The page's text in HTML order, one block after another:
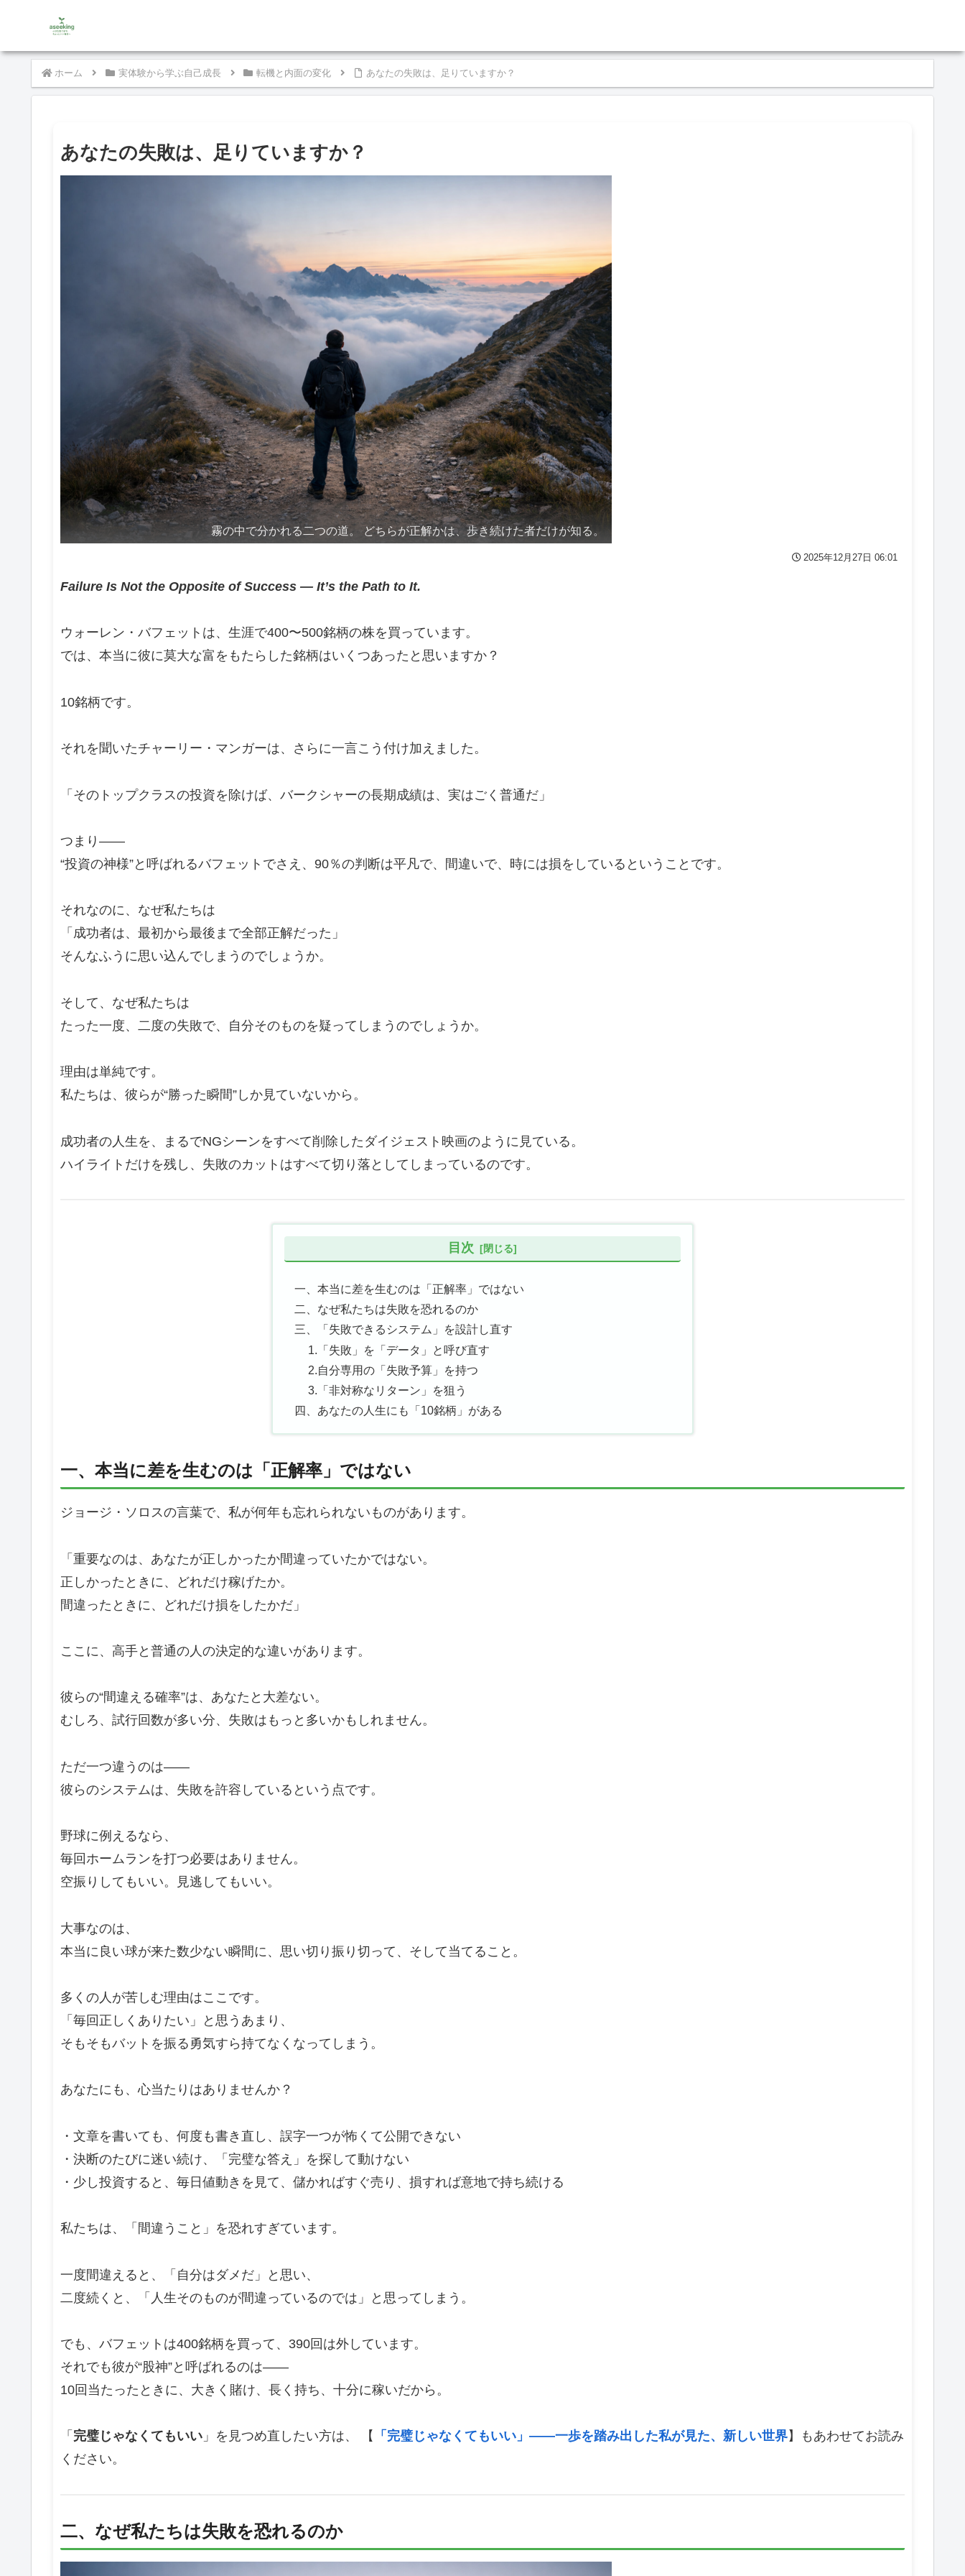
ホーム 実体験から学ぶ自己成長 転機と内面の変化 あなたの失敗は、足りていますか？
あなたの失敗は、足りていますか？
霧の中で分かれる二つの道。 どちらが正解かは、歩き続けた者だけが知る。
2025年12月27日 06:01
Failure Is Not the Opposite of Success — It’s the Path to It.
ウォーレン・バフェットは、生涯で400〜500銘柄の株を買っています。
では、本当に彼に莫大な富をもたらした銘柄はいくつあったと思いますか？
10銘柄です。
それを聞いたチャーリー・マンガーは、さらに一言こう付け加えました。
「そのトップクラスの投資を除けば、バークシャーの長期成績は、実はごく普通だ」
つまり――
“投資の神様”と呼ばれるバフェットでさえ、90％の判断は平凡で、間違いで、時には損をしているということです。
それなのに、なぜ私たちは
「成功者は、最初から最後まで全部正解だった」
そんなふうに思い込んでしまうのでしょうか。
そして、なぜ私たちは
たった一度、二度の失敗で、自分そのものを疑ってしまうのでしょうか。
理由は単純です。
私たちは、彼らが“勝った瞬間”しか見ていないから。
成功者の人生を、まるでNGシーンをすべて削除したダイジェスト映画のように見ている。
ハイライトだけを残し、失敗のカットはすべて切り落としてしまっているのです。
目次
一、本当に差を生むのは「正解率」ではない
二、なぜ私たちは失敗を恐れるのか
三、「失敗できるシステム」を設計し直す
1.「失敗」を「データ」と呼び直す
2.自分専用の「失敗予算」を持つ
3.「非対称なリターン」を狙う
四、あなたの人生にも「10銘柄」がある
一、本当に差を生むのは「正解率」ではない
ジョージ・ソロスの言葉で、私が何年も忘れられないものがあります。
「重要なのは、あなたが正しかったか間違っていたかではない。
正しかったときに、どれだけ稼げたか。
間違ったときに、どれだけ損をしたかだ」
ここに、高手と普通の人の決定的な違いがあります。
彼らの“間違える確率”は、あなたと大差ない。
むしろ、試行回数が多い分、失敗はもっと多いかもしれません。
ただ一つ違うのは――
彼らのシステムは、失敗を許容しているという点です。
野球に例えるなら、
毎回ホームランを打つ必要はありません。
空振りしてもいい。見逃してもいい。
大事なのは、
本当に良い球が来た数少ない瞬間に、思い切り振り切って、そして当てること。
多くの人が苦しむ理由はここです。
「毎回正しくありたい」と思うあまり、
そもそもバットを振る勇気すら持てなくなってしまう。
あなたにも、心当たりはありませんか？
・文章を書いても、何度も書き直し、誤字一つが怖くて公開できない
・決断のたびに迷い続け、「完璧な答え」を探して動けない
・少し投資すると、毎日値動きを見て、儲かればすぐ売り、損すれば意地で持ち続ける
私たちは、「間違うこと」を恐れすぎています。
一度間違えると、「自分はダメだ」と思い、
二度続くと、「人生そのものが間違っているのでは」と思ってしまう。
でも、バフェットは400銘柄を買って、390回は外しています。
それでも彼が“股神”と呼ばれるのは――
10回当たったときに、大きく賭け、長く持ち、十分に稼いだから。
「 完璧じゃなくてもいい 」を見つめ直したい方は、 【 「完璧じゃなくてもいい」――一歩を踏み出した私が見た、新しい世界】もあわせてお読み
ください。
二、なぜ私たちは失敗を恐れるのか